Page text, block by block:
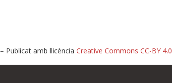
– Publicat amb llicència Creative Commons CC-BY 4.0